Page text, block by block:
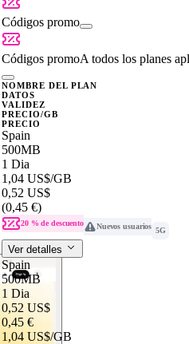
Códigos promo
Códigos promoA todos los planes
NOMBRE DEL PLAN
DATOS
VALIDEZ
PRECIO/GB
PRECIO
Spain
500MB
1 Dia
1,04 US$/GB
0,52 US$
(0,45 €)
20 % de descuento Nuevos usuarios 5G
Ver detalles
Spain
500MB
1 Dia
0,52 US$
0,45 €
1,04 US$/GB